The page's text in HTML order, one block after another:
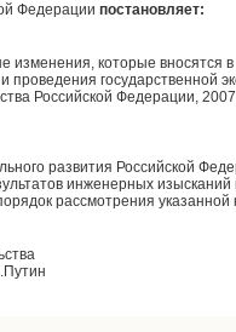
Федерации постановляет:
изменения, которые вносятся
проведения государственной
Российской Федерации,
развития Российской
инженерных
рассмотрения